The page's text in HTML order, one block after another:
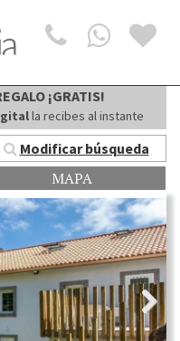
¡GRATIS!
la recibes al instante
Modificar búsqueda
MAPA
Next